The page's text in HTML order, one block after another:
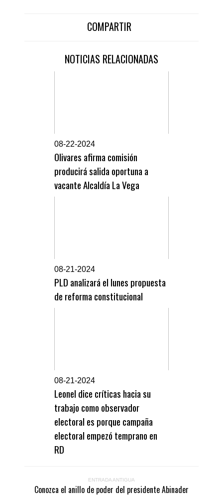
COMPARTIR
NOTICIAS RELACIONADAS
08-22-2024
Olivares afirma comisión
producirá salida oportuna a
vacante Alcaldía La Vega
08-21-2024
PLD analizará el lunes propuesta
de reforma constitucional
08-21-2024
Leonel dice críticas hacia su
trabajo como observador
electoral es porque campaña
electoral empezó temprano en
RD
ENTRADA ANTIGUA
Conozca el anillo de poder del presidente Abinader